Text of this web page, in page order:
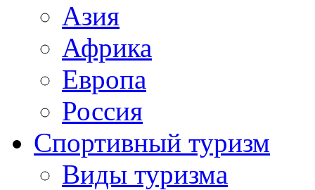
Азия
Африка
Европа
Россия
Спортивный туризм
Виды туризма